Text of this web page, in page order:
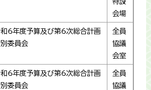
会場
6年度予算及び第6次総合計画
委員会
全員
協議
会室
6年度予算及び第6次総合計画
委員会
全員
協議